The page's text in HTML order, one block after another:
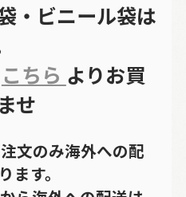
・ビニール袋は
こちら よりお買
せ
文のみ海外への配
ます。